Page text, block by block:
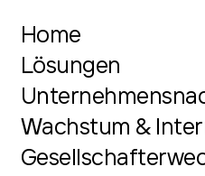
Home
Lösungen
Wachstum &